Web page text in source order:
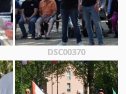
DSC00370